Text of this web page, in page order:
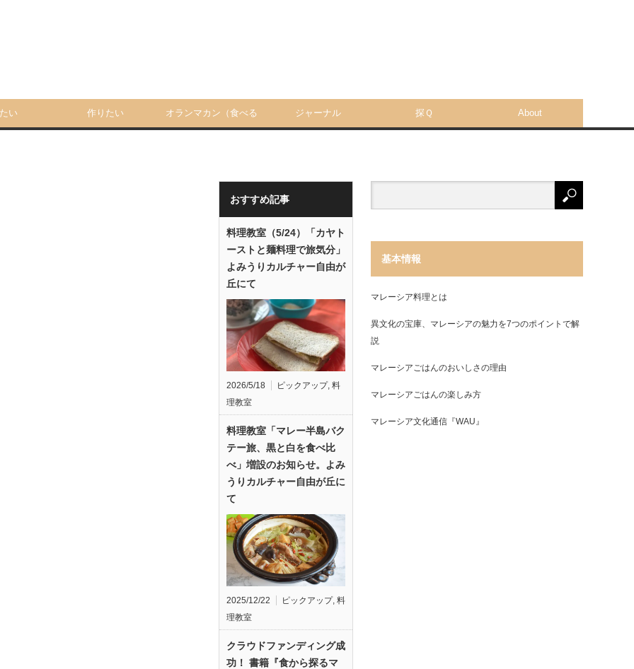
い 作りたい オランマカン（食べる ジャーナル 探Ｑ About
おすすめ記事
料理教室（5/24）「カヤト
ーストと麺料理で旅気分」
よみうりカルチャー自由が
丘にて
2026/5/18 ピックアップ, 料
理教室
料理教室「マレー半島バク
テー旅、黒と白を食べ比
べ」増設のお知らせ。よみ
うりカルチャー自由が丘に
て
2025/12/22 ピックアップ, 料
理教室
クラウドファンディング成
功！ 書籍『食から探るマ
基本情報
マレーシア料理とは
異文化の宝庫、マレーシアの魅力を7つのポイントで解
説
マレーシアごはんのおいしさの理由
マレーシアごはんの楽しみ方
マレーシア文化通信『WAU』